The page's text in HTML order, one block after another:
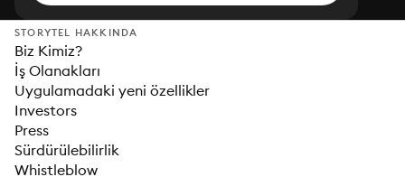
STORYTEL HAKKINDA
Biz Kimiz?
İş Olanakları
Uygulamadaki yeni özellikler
Investors
Press
Sürdürülebilirlik
Whistleblow